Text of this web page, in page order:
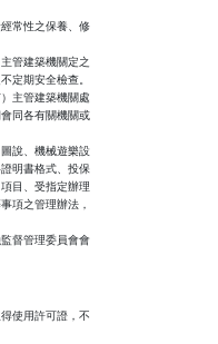
常性之保養、修
管建築機關定之
定期安全檢查。
主管建築機關處
同各有關機關或
說、機械遊樂設
明書格式、投保
目、受指定辦理
項之管理辦法，
督管理委員會會
使用許可證，不